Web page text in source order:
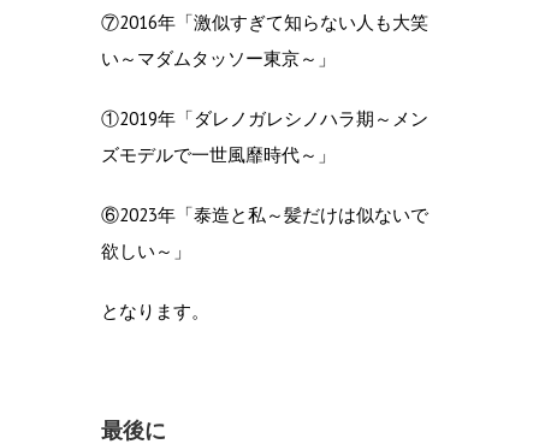
⑦2016年「激似すぎて知らない人も大笑
い～マダムタッソー東京～」
①2019年「ダレノガレシノハラ期～メン
ズモデルで一世風靡時代～」
⑥2023年「泰造と私～髪だけは似ないで
欲しい～」
となります。
最後に